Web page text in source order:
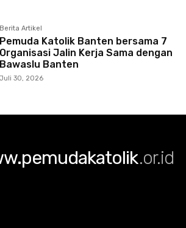
Berita Artikel
Pemuda Katolik Banten bersama 7
Organisasi Jalin Kerja Sama dengan
Bawaslu Banten
Juli 30, 2026
.or.id